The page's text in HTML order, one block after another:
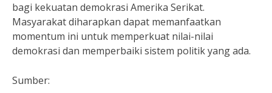
bagi kekuatan demokrasi Amerika Serikat.
Masyarakat diharapkan dapat memanfaatkan
momentum ini untuk memperkuat nilai-nilai
demokrasi dan memperbaiki sistem politik yang ada.
Sumber: